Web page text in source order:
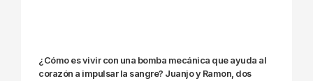
¿Cómo es vivir con una bomba mecánica que ayuda al
corazón a impulsar la sangre? Juanjo y Ramon, dos